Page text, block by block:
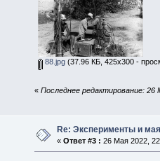
88.jpg(37.96 КБ, 425x300 -
« Последнее редактирование:
Re: Эксперименты и
« Ответ #3 : 26 Мая 2022,